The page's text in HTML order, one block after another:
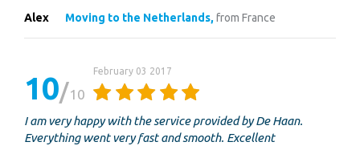
Alex Moving to the Netherlands,from France
10 10
February 03 2017
I am very happy with the service provided by De Haan.
Everything went very fast and smooth. Excellent